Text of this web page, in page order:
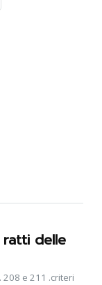
ratti delle
208 e 211 .criteri